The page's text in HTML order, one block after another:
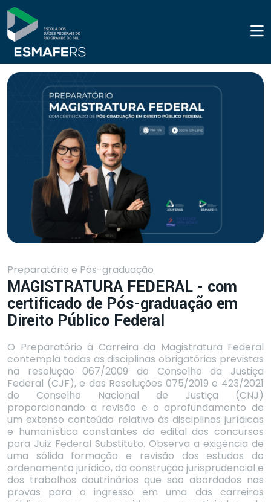
Preparatório e Pós-graduação
MAGISTRATURA FEDERAL - com
certificado de Pós-graduação em
Direito Público Federal
O Preparatório à Carreira da Magistratura Federal
contempla todas as disciplinas obrigatórias previstas
na resolução 067/2009 do Conselho da Justiça
Federal (CJF), e das Resoluções 075/2019 e 423/2021
do Conselho Nacional de Justiça (CNJ)
proporcionando a revisão e o aprofundamento de
um extenso conteúdo relativo às disciplinas jurídicas
e humanística constantes do edital dos concursos
para Juiz Federal Substituto. Observa a exigência de
uma sólida formação e revisão dos estudos do
ordenamento jurídico, da construção jurisprudencial e
dos trabalhos doutrinários que são abordados nas
provas para o ingresso em uma das carreiras